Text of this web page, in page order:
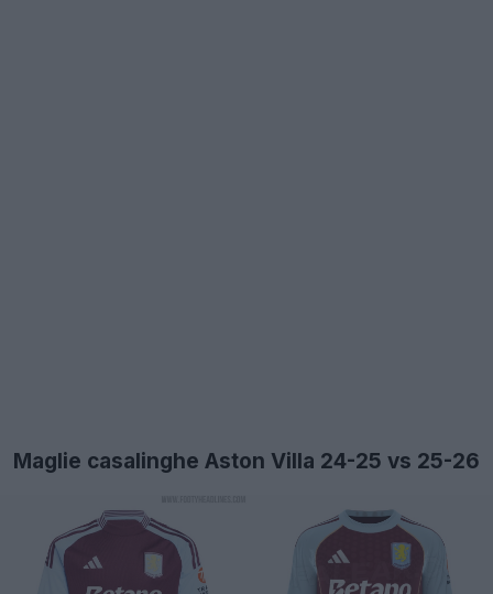
Maglie casalinghe Aston Villa 24-25 vs 25-26